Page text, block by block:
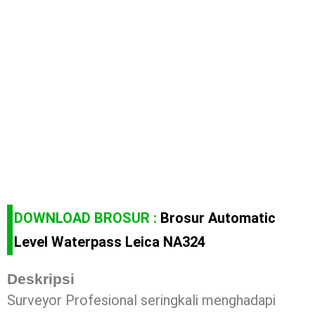
DOWNLOAD BROSUR : Brosur Automatic
Level Waterpass Leica NA324
Deskripsi
Surveyor Profesional seringkali menghadapi